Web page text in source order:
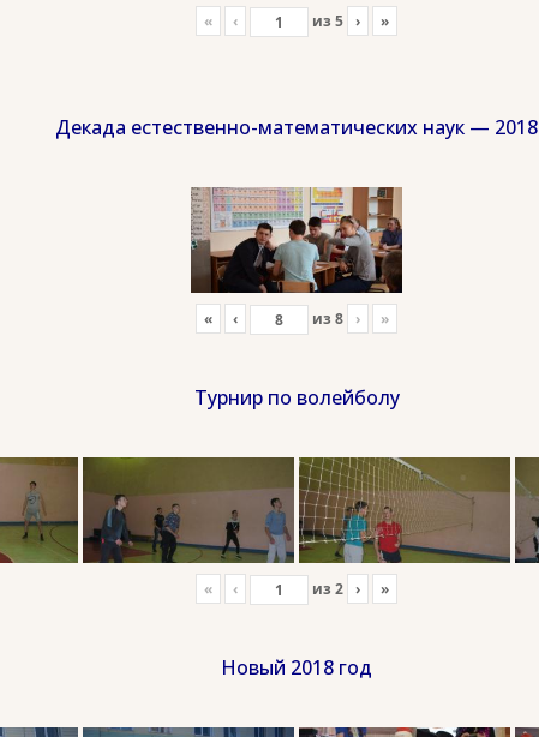
« ‹ из 5 › »
Декада естественно-математических наук — 2018
« ‹ из 8 › »
Турнир по волейболу
« ‹ из 2 › »
Новый 2018 год